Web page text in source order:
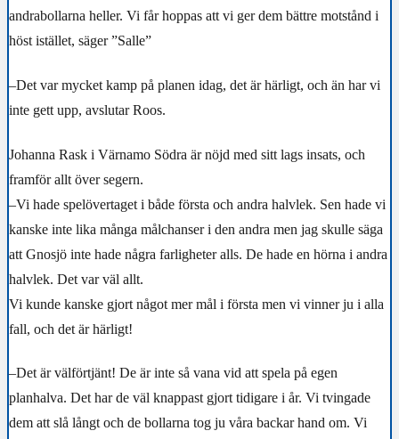
andrabollarna heller. Vi får hoppas att vi ger dem bättre motstånd i
höst istället, säger ”Salle”
–Det var mycket kamp på planen idag, det är härligt, och än har vi
inte gett upp, avslutar Roos.
Johanna Rask i Värnamo Södra är nöjd med sitt lags insats, och
framför allt över segern.
–Vi hade spelövertaget i både första och andra halvlek. Sen hade vi
kanske inte lika många målchanser i den andra men jag skulle säga
att Gnosjö inte hade några farligheter alls. De hade en hörna i andra
halvlek. Det var väl allt.
Vi kunde kanske gjort något mer mål i första men vi vinner ju i alla
fall, och det är härligt!
–Det är välförtjänt! De är inte så vana vid att spela på egen
planhalva. Det har de väl knappast gjort tidigare i år. Vi tvingade
dem att slå långt och de bollarna tog ju våra backar hand om. Vi